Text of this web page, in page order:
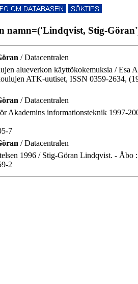
namn=('Lindqvist, Stig-
/ Datacentralen
alueverkon käyttökokemuksia / Esa
ATK-uutiset, ISSN 0359-2634,
/ Datacentralen
Akademins informationsteknik 1997-
7
/ Datacentralen
1996 / Stig-Göran Lindqvist. -
2